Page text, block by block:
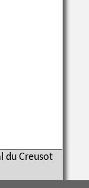
du Creusot